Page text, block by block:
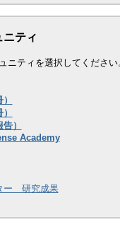
ニティ
ニティを選択してください
）
Academy
ー 研究成果